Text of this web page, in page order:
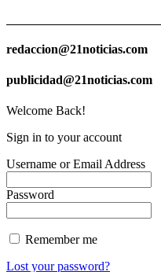
redaccion@21noticias.com
publicidad@21noticias.com
Welcome Back!
Sign in to your account
Username or Email Address
Password
Remember me
Lost your password?